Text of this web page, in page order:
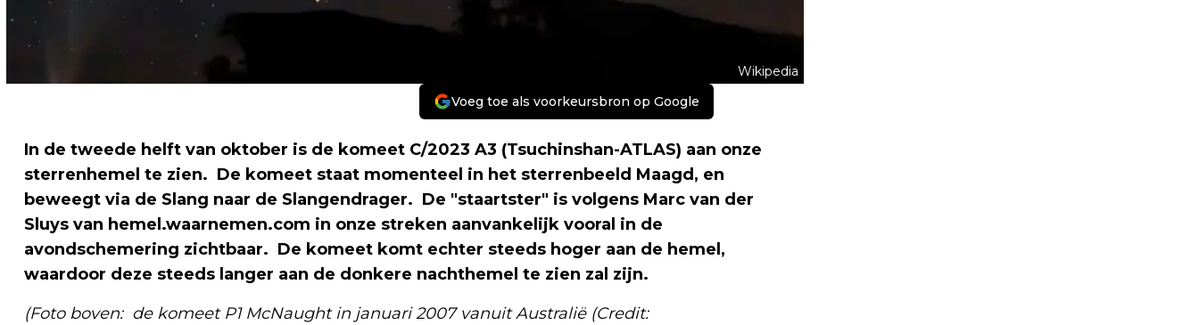
Wikipedia
Voeg toe als voorkeursbron op Google
In de tweede helft van oktober is de komeet C/2023 A3 (Tsuchinshan-ATLAS) aan onze
sterrenhemel te zien. De komeet staat momenteel in het sterrenbeeld Maagd, en
beweegt via de Slang naar de Slangendrager. De "staartster" is volgens Marc van der
Sluys van hemel.waarnemen.com in onze streken aanvankelijk vooral in de
avondschemering zichtbaar. De komeet komt echter steeds hoger aan de hemel,
waardoor deze steeds langer aan de donkere nachthemel te zien zal zijn.
(Foto boven: de komeet P1 McNaught in januari 2007 vanuit Australië (Credit: